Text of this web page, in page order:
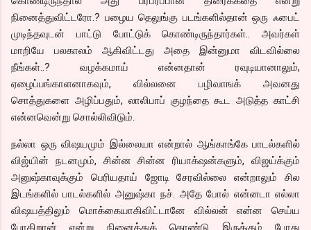
நினைத்துவிட்டரோ.? பழைய தெலுங்கு படங்களில்தான் ஒரு ஃபைட்
முடிந்தவுடன் பாட்டு போட்டுக் கொண்டிருந்தார்கள்.. அவர்கள்
மாறியே பலகாலம் ஆகிவிட்டது அதை இன்னுமா விடவில்லை
நீங்கள்..? வழக்கமாய் என்னதான் ரவுடியானாலும்,
ஏழைப்பங்காளனாகவும், வில்லனை பழிவாஙக் அவனது
சொத்துகளை அழிப்பதும், லாலிபாப் குழந்தை கூட அடுத்த காட்சி
என்னவென்று சொல்லிவிடும்.
நல்லா ஒரு விஷயமும் இல்லையா என்றால் ஆங்காங்கே பாடல்களில்
விஜ்யின் நடனமும், சின்ன சின்ன ரியாக்‌ஷன்களும், விஜய்க்கும்
அனுஷ்காவுக்கும் பெரியதாய் ஜோடி சேரவில்லை என்றாலும் சில
இடங்களில் பாடல்களில் அனுஷ்கா நச். அதே போல் என்னடா எல்லா
விஷயத்திலும் மொக்கையாகிவிட்டானே வில்லன் என்ன செய்ய
போகிறான் என்று நினைத்துக் கொண்டு இருக்கும் போது